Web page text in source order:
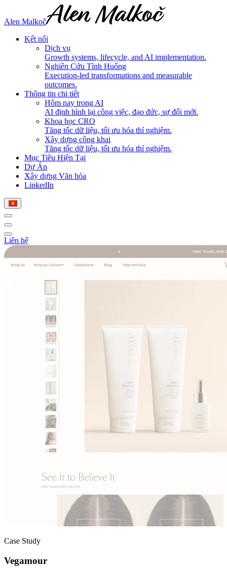
Alen Malkoč
Kết nối
Dịch vụ
Growth systems, lifecycle, and AI implementation.
Nghiên Cứu Tình Huống
Execution-led transformations and measurable
outcomes.
Thông tin chi tiết
Hôm nay trong AI
AI định hình lại công việc, đạo đức, sự đổi mới.
Khoa học CRO
Tăng tốc dữ liệu, tối ưu hóa thí nghiệm.
Xây dựng công khai
Tăng tốc dữ liệu, tối ưu hóa thí nghiệm.
Mục Tiêu Hiện Tại
Dự Án
Xây dựng Văn hóa
LinkedIn
Liên hệ
Case Study
Vegamour